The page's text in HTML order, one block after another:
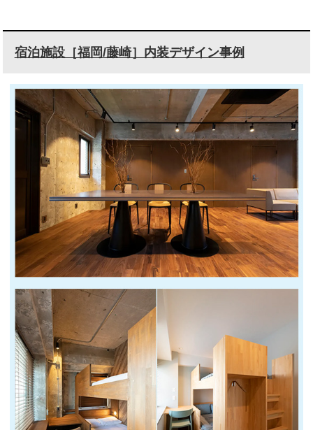
宿泊施設［福岡/藤崎］内装デザイン事例